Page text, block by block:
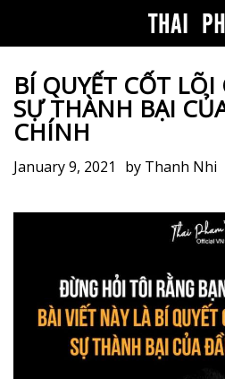
BÍ QUYẾT CỐT
SỰ THÀNH BẠI
CHÍNH
January 9, 2021 by Thanh Nhi